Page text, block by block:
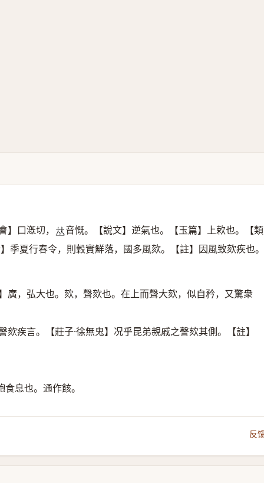
】口漑切， 𠀤音慨。【說文】逆氣也。【玉篇】上欶也。【類
季夏行春令，則穀實鮮落，國多風欬。【註】因風致欬疾也。
廣，弘大也。欬，聲欬也。在上而聲大欬，似自矜，又驚衆
疾言。【莊子·徐無鬼】况乎昆弟親戚之謦欬其側。【註】
息也。通作䬵。
反